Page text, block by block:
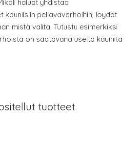
haluat yhdistää
kauniisiin pellavaverhoihin, löydät
mistä valita. Tutustu esimerkiksi
on saatavana useita kauniita
tuotteet